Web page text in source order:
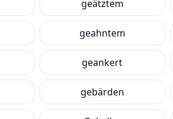
geätztem
geahntem
geankert
gebärden